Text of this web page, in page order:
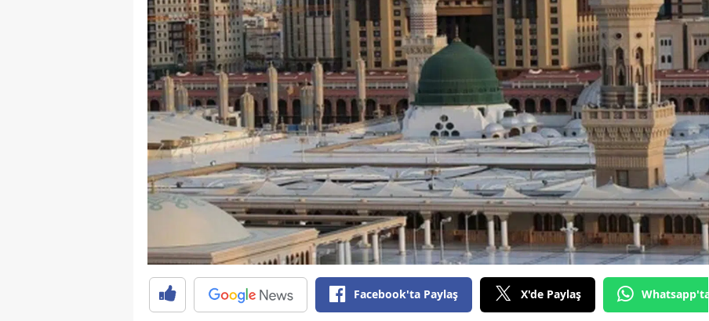
Bolu
Burdur
Bursa
Çanakkale
Çankırı
Çorum
Denizli
Diyarbakır
Edirne
Elazığ
Facebook'ta Paylaş X'de Paylaş